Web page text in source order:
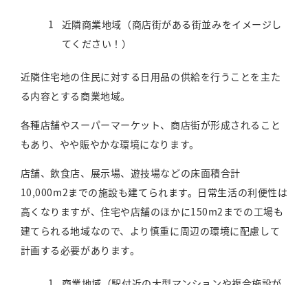
近隣商業地域（商店街がある街並みをイメージし
てください！）
近隣住宅地の住民に対する日用品の供給を行うことを主た
る内容とする商業地域。
各種店舗やスーパーマーケット、商店街が形成されること
もあり、やや賑やかな環境になります。
店舗、飲食店、展示場、遊技場などの床面積合計
10,000m2までの施設も建てられます。日常生活の利便性は
高くなりますが、住宅や店舗のほかに150m2までの工場も
建てられる地域なので、より慎重に周辺の環境に配慮して
計画する必要があります。